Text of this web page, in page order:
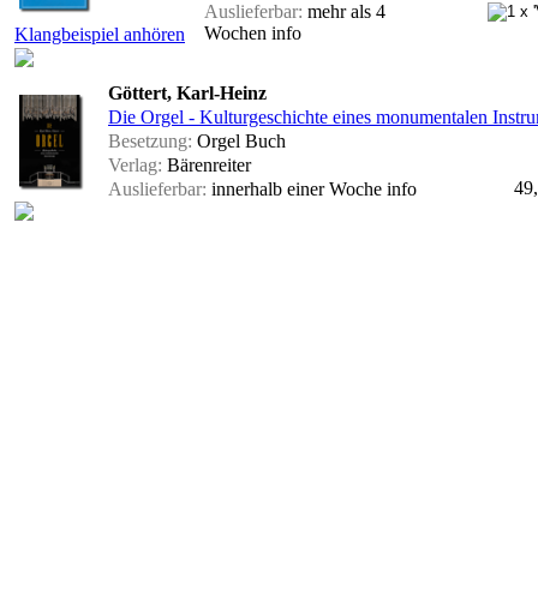
Klangbeispiel anhören
Auslieferbar: mehr als 4
Wochen info
Göttert, Karl-Heinz
Die Orgel - Kulturgeschichte eines monumentalen
Besetzung: Orgel Buch
Verlag: Bärenreiter
Auslieferbar: innerhalb einer Woche info